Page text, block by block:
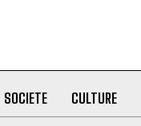
SOCIETE CULTURE